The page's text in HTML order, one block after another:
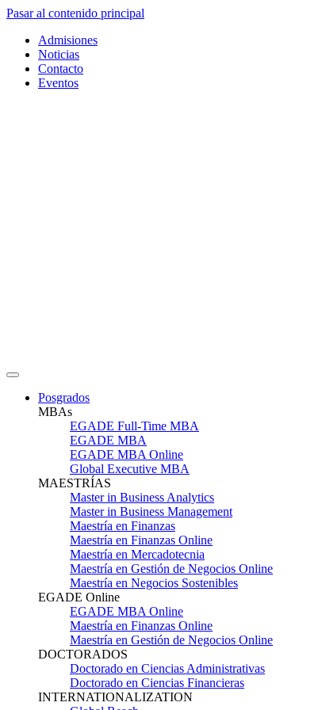
Pasar al contenido principal
Admisiones
Noticias
Contacto
Eventos
Posgrados
MBAs
EGADE Full-Time MBA
EGADE MBA
EGADE MBA Online
Global Executive MBA
MAESTRÍAS
Master in Business Analytics
Master in Business Management
Maestría en Finanzas
Maestría en Finanzas Online
Maestría en Mercadotecnia
Maestría en Gestión de Negocios Online
Maestría en Negocios Sostenibles
EGADE Online
EGADE MBA Online
Maestría en Finanzas Online
Maestría en Gestión de Negocios Online
DOCTORADOS
Doctorado en Ciencias Administrativas
Doctorado en Ciencias Financieras
INTERNATIONALIZATION